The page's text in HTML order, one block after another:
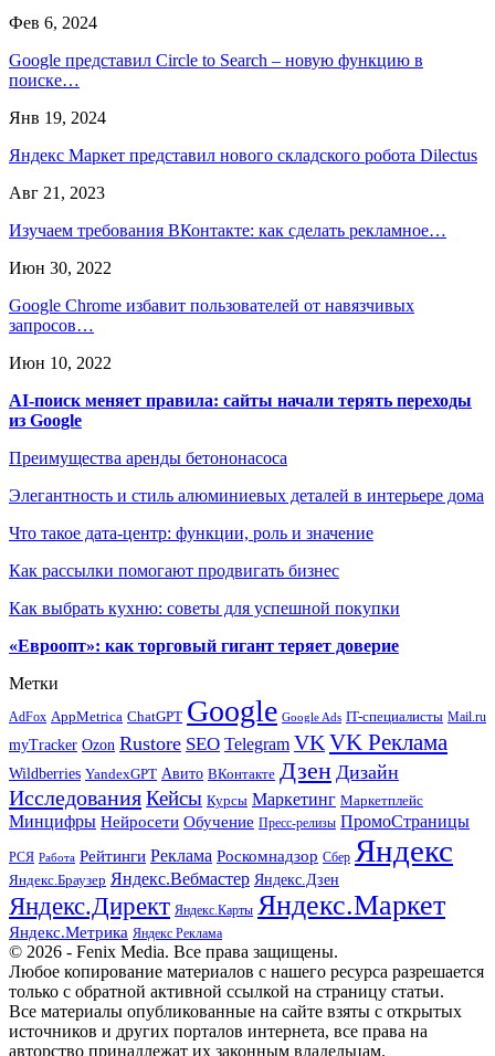
Фев 6, 2024
Google представил Circle to Search – новую функцию в
поиске…
Янв 19, 2024
Яндекс Маркет представил нового складского робота Dilectus
Авг 21, 2023
Изучаем требования ВКонтакте: как сделать рекламное…
Июн 30, 2022
Google Chrome избавит пользователей от навязчивых
запросов…
Июн 10, 2022
AI-поиск меняет правила: сайты начали терять переходы
из Google
Преимущества аренды бетононасоса
Элегантность и стиль алюминиевых деталей в интерьере дома
Что такое дата-центр: функции, роль и значение
Как рассылки помогают продвигать бизнес
Как выбрать кухню: советы для успешной покупки
«Евроопт»: как торговый гигант теряет доверие
Метки
AdFox AppMetrica ChatGPT Google Google Ads IT-специалисты Mail.ru
myTracker Ozon Rustore SEO Telegram VKVK Реклама
Wildberries YandexGPT Авито ВКонтакте Дзен Дизайн
ИсследованияКейсы Курсы Маркетинг Маркетплейс
Минцифры Нейросети Обучение Пресс-релизы ПромоСтраницы
РСЯ Работа Рейтинги Реклама Роскомнадзор Сбер Яндекс
Яндекс.Браузер Яндекс.Вебмастер Яндекс.Дзен
Яндекс.Директ Яндекс.Карты Яндекс.Маркет
Яндекс.Метрика Яндекс Реклама
© 2026 - Fenix Media. Все права защищены.
Любое копирование материалов с нашего ресурса разрешается
только с обратной активной ссылкой на страницу статьи.
Все материалы опубликованные на сайте взяты с открытых
источников и других порталов интернета, все права на
авторство принадлежат их законным владельцам.